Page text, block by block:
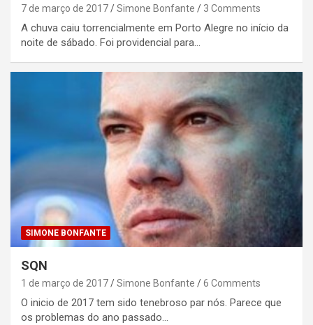
7 de março de 2017 Simone Bonfante 3 Comments
A chuva caiu torrencialmente em Porto Alegre no início da
noite de sábado. Foi providencial para…
SIMONE BONFANTE
SQN
1 de março de 2017 Simone Bonfante 6 Comments
O inicio de 2017 tem sido tenebroso par nós. Parece que
os problemas do ano passado…